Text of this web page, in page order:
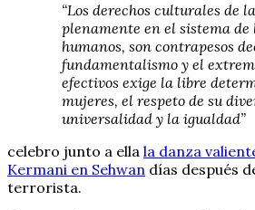
“Los derechos culturales de
plenamente en el sistema de
humanos, son contrapesos
fundamentalismo y el
efectivos exige la libre
mujeres, el respeto de su
universalidad y la igualdad”
celebro junto a ella la danza
Kermani en Sehwan días después
terrorista.